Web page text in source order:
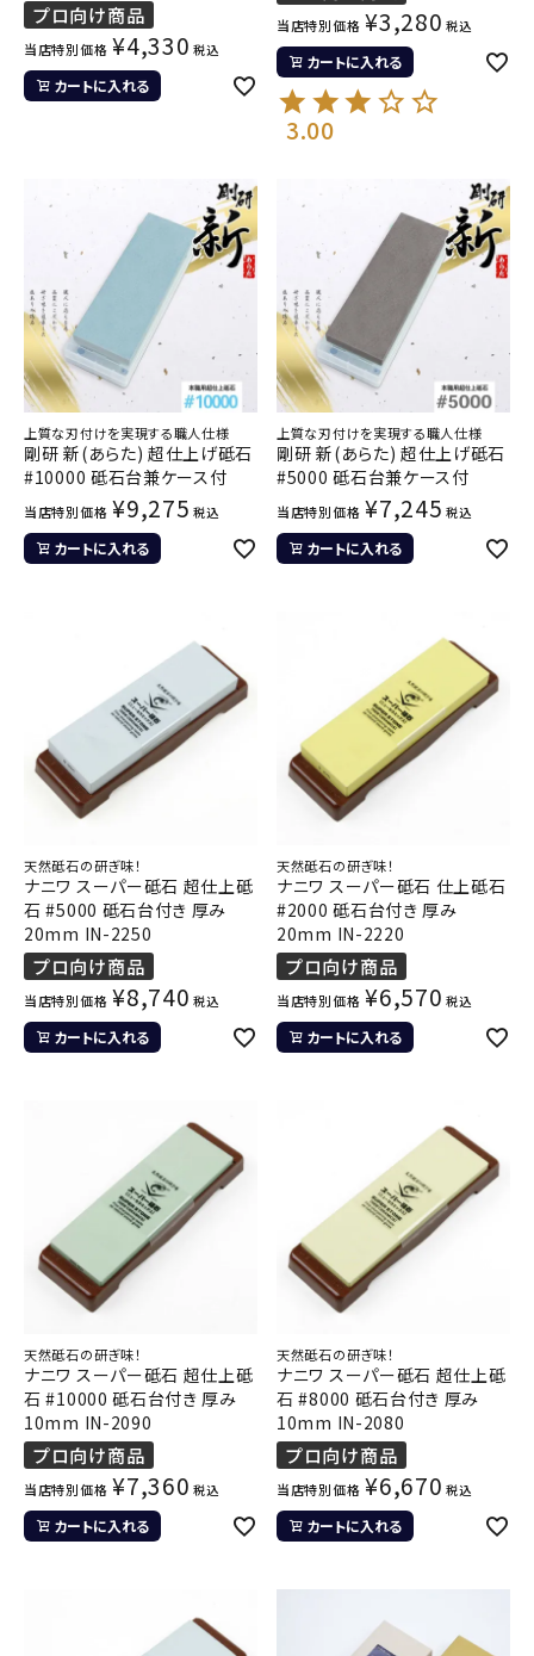
プロ向け商品
当店特別価格 ¥4,330 税込
カートに入れる
当店特別価格 ¥3,280 税込
カートに入れる
3.00
上質な刃付けを実現する職人仕様
剛研 新(あらた) 超仕上げ砥石
#10000 砥石台兼ケース付
当店特別価格 ¥9,275 税込
カートに入れる
上質な刃付けを実現する職人仕様
剛研 新(あらた) 超仕上げ砥石
#5000 砥石台兼ケース付
当店特別価格 ¥7,245 税込
カートに入れる
天然砥石の研ぎ味！
ナニワ スーパー砥石 超仕上砥
石 #5000 砥石台付き 厚み
20mm IN-2250
プロ向け商品
当店特別価格 ¥8,740 税込
カートに入れる
天然砥石の研ぎ味！
ナニワ スーパー砥石 仕上砥石
#2000 砥石台付き 厚み
20mm IN-2220
プロ向け商品
当店特別価格 ¥6,570 税込
カートに入れる
天然砥石の研ぎ味！
ナニワ スーパー砥石 超仕上砥
石 #10000 砥石台付き 厚み
10mm IN-2090
プロ向け商品
当店特別価格 ¥7,360 税込
カートに入れる
天然砥石の研ぎ味！
ナニワ スーパー砥石 超仕上砥
石 #8000 砥石台付き 厚み
10mm IN-2080
プロ向け商品
当店特別価格 ¥6,670 税込
カートに入れる